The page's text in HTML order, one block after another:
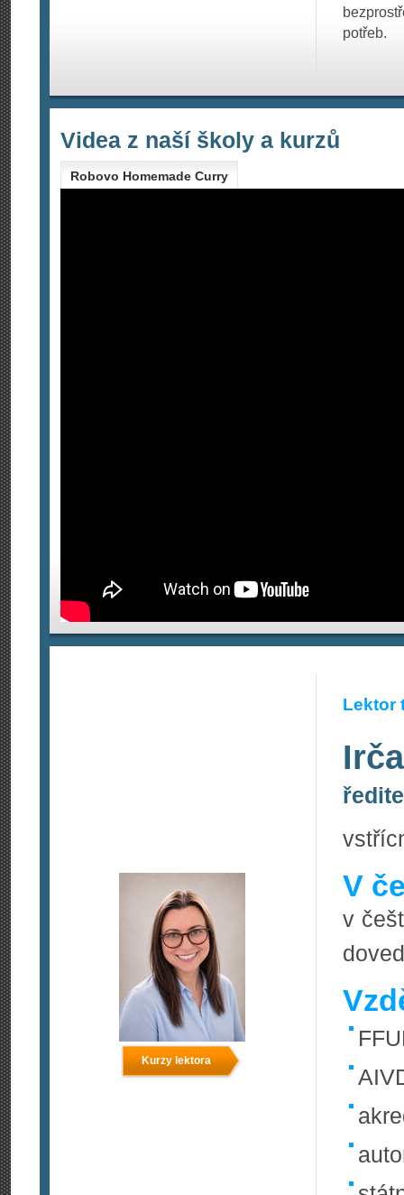
potřeb.
Videa z naší školy a kurzů
Robovo Homemade Curry
Kurzy lektora
Lektor
Irča
V
v